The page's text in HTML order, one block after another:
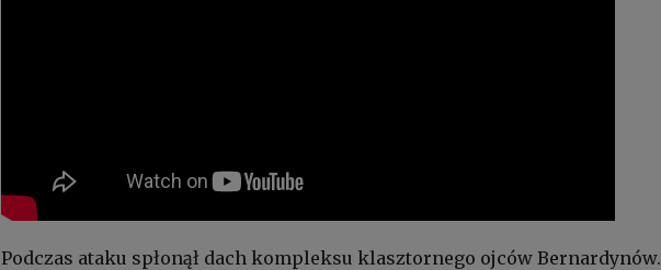
Podczas ataku spłonął dach kompleksu klasztornego ojców Bernardynów.